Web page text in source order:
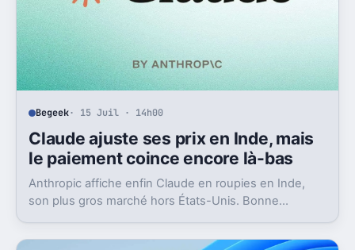
Begeek· 15 Juil · 14h00
Claude ajuste ses prix en Inde, mais
le paiement coince encore là-bas
Anthropic affiche enfin Claude en roupies en Inde,
son plus gros marché hors États-Unis. Bonne
abonnements.